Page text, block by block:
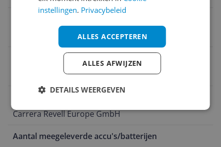
Accu/batterij model
Naam verantwoordelijke marktdeelnemer in de EU
Carrera Revell Europe GmbH
Aantal meegeleverde accu's/batterijen
instellingen. Privacybeleid
ALLES ACCEPTEREN
ALLES AFWIJZEN
DETAILS WEERGEVEN